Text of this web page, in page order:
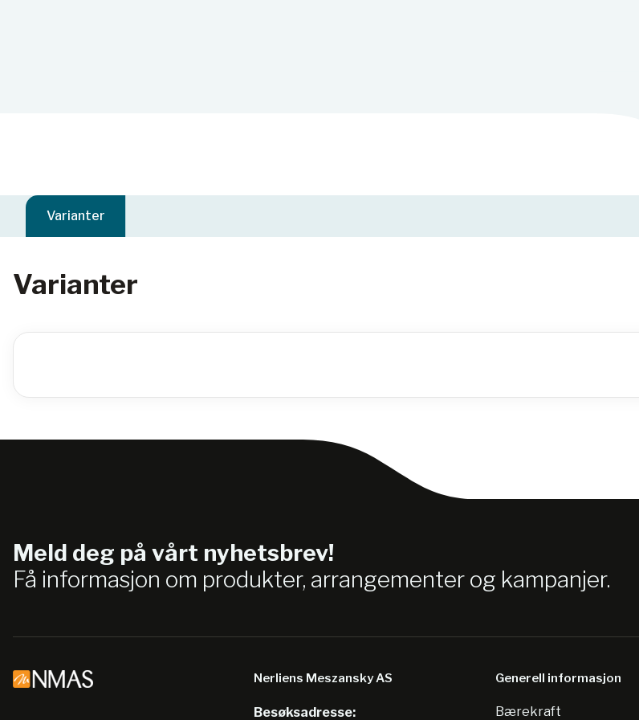
Varianter
Varianter
Meld deg på vårt nyhetsbrev!
Få informasjon om produkter, arrangementer og kampanjer.
Nerliens Meszansky AS
Besøksadresse:
Generell informasjon
Bærekraft